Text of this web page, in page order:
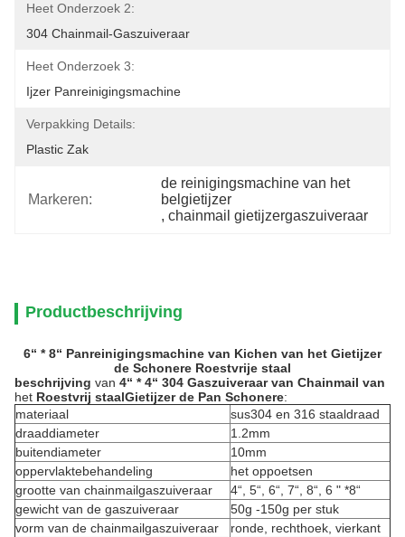
Heet Onderzoek 2:
304 Chainmail-Gaszuiveraar
Heet Onderzoek 3:
Ijzer Panreinigingsmachine
Verpakking Details:
Plastic Zak
Markeren:
de reinigingsmachine van het
belgietijzer
, chainmail gietijzergaszuiveraar
Productbeschrijving
6“ * 8“ Panreinigingsmachine van Kichen van het Gietijzer
de Schonere Roestvrije staal
beschrijving van 4“ * 4“ 304 Gaszuiveraar van Chainmail van
het Roestvrij staalGietijzer de Pan Schonere:
materiaal
sus304 en 316 staaldraad
draaddiameter
1.2mm
buitendiameter
10mm
oppervlaktebehandeling
het oppoetsen
grootte van chainmailgaszuiveraar
4“, 5“, 6“, 7“, 8“, 6 " *8“
gewicht van de gaszuiveraar
50g -150g per stuk
vorm van de chainmailgaszuiveraar
ronde, rechthoek, vierkant